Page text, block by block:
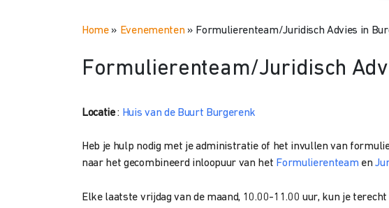
Home» Evenementen» Formulierenteam/Juridisch Advies in
Formulierenteam/Juridisch
Locatie: Huis van de Buurt Burgerenk
Heb je hulp nodig met je administratie of het invullen van
naar het gecombineerd inloopuur van het Formulierenteam en
Elke laatste vrijdag van de maand, 10.00-11.00 uur, kun je